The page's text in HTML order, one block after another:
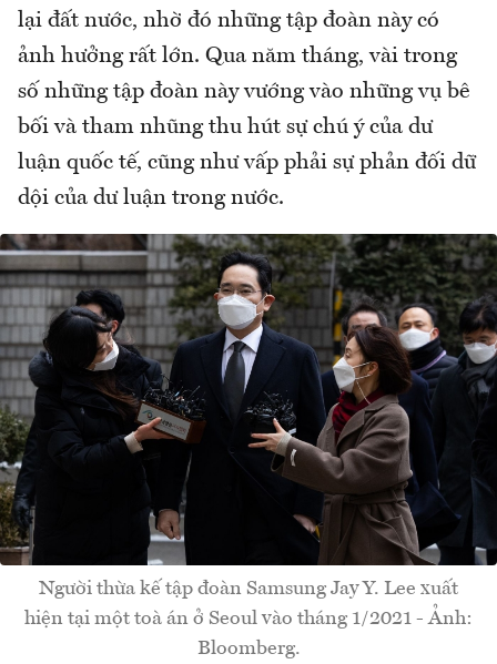
lại đất nước, nhờ đó những tập đoàn này có
ảnh hưởng rất lớn. Qua năm tháng, vài trong
số những tập đoàn này vướng vào những vụ bê
bối và tham nhũng thu hút sự chú ý của dư
luận quốc tế, cũng như vấp phải sự phản đối dữ
dội của dư luận trong nước.
Người thừa kế tập đoàn Samsung Jay Y. Lee xuất
hiện tại một toà án ở Seoul vào tháng 1/2021 - Ảnh:
Bloomberg.